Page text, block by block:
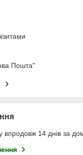
Пошта"
впродовж 14 днів за